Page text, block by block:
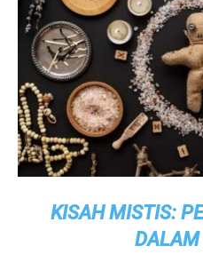
KISAH MISTIS:
DALAM